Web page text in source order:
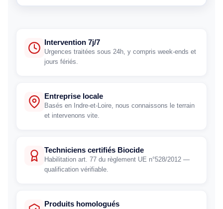
Intervention 7j/7
Urgences traitées sous 24h, y compris week-ends et
jours fériés.
Entreprise locale
Basés en Indre-et-Loire, nous connaissons le terrain
et intervenons vite.
Techniciens certifiés Biocide
Habilitation art. 77 du règlement UE n°528/2012 —
qualification vérifiable.
Produits homologués